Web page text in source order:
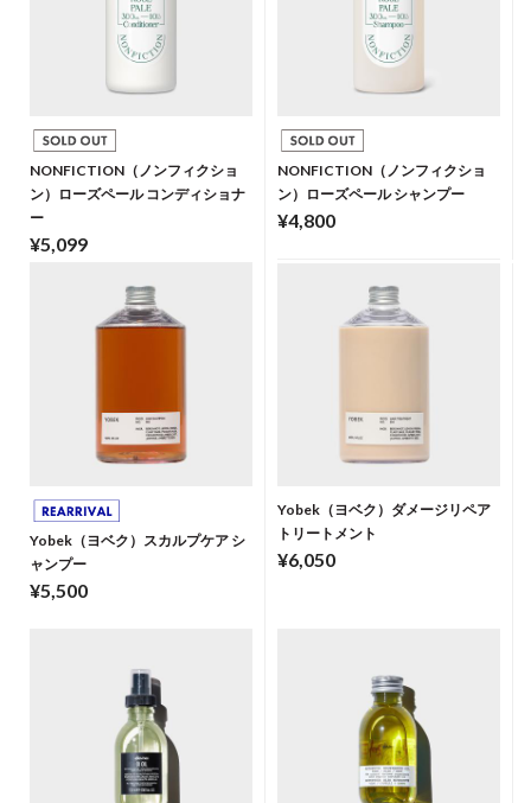
NONFICTION（ノンフィクショ
ン）ローズペール コンディショナ
ー
¥5,099
NONFICTION（ノンフィクショ
ン）ローズペール シャンプー
¥4,800
Yobek（ヨベク）スカルプケア シ
ャンプー
¥5,500
Yobek（ヨベク）ダメージリペア
トリートメント
¥6,050